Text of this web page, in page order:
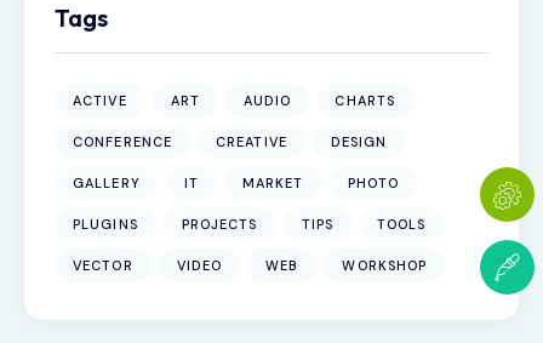
Tags
ACTIVE ART AUDIO CHARTS
CONFERENCE CREATIVE DESIGN
GALLERY IT MARKET PHOTO
PLUGINS PROJECTS TIPS TOOLS
VECTOR VIDEO WEB WORKSHOP